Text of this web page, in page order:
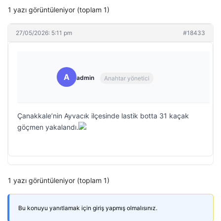
1 yazı görüntüleniyor (toplam 1)
27/05/2026: 5:11 pm #18433
A admin Anahtar yönetici
Çanakkale’nin Ayvacık ilçesinde lastik botta 31 kaçak
göçmen yakalandı.
1 yazı görüntüleniyor (toplam 1)
Bu konuyu yanıtlamak için giriş yapmış olmalısınız.